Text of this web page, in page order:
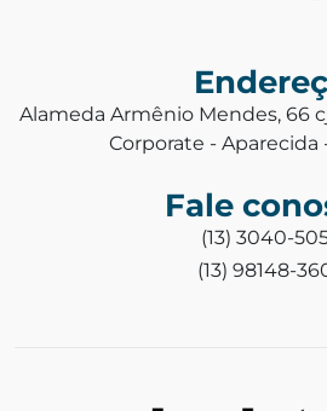
Alameda Armênio Mendes, 66 cj
Corporate - Aparecida
Fale
(13) 3040-
(13) 98148-